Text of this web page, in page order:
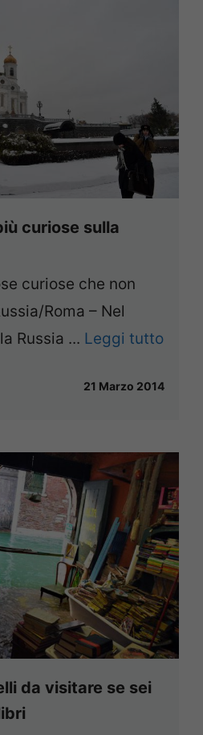
curiose sulla
curiose che non
Roma – Nel
Russia ... Leggi tutto
21 Marzo 2014
da visitare se sei